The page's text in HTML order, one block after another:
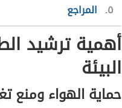
٥ المراجع
أهمية ترشيد
البيئة
حماية الهواء ومنع